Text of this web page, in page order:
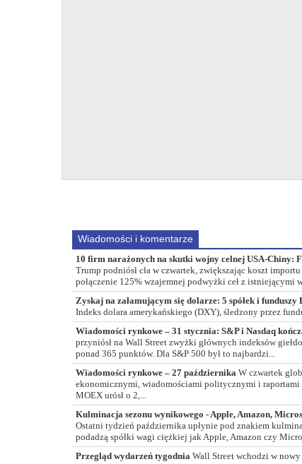
Wiadomości i komentarze
10 firm narażonych na skutki wojny celnej USA-Chiny:
Trump podniósł cła w czwartek, zwiększając koszt
połączenie 125% wzajemnej podwyżki ceł z istniejącymi
Zyskaj na załamującym się dolarze: 5 spółek i funduszy
Indeks dolara amerykańskiego (DXY), śledzony przez
Wiadomości rynkowe – 31 stycznia: S&P i Nasdaq
przyniósł na Wall Street zwyżki głównych indeksów
ponad 365 punktów. Dla S&P 500 był to najbardzi...
Wiadomości rynkowe – 27 października W czwartek
ekonomicznymi, wiadomościami politycznymi i
MOEX urósł o 2,...
Kulminacja sezonu wynikowego - Apple, Amazon,
Ostatni tydzień października upłynie pod znakiem
podadzą spółki wagi ciężkiej jak Apple, Amazon czy
Przegląd wydarzeń tygodnia Wall Street wchodzi w